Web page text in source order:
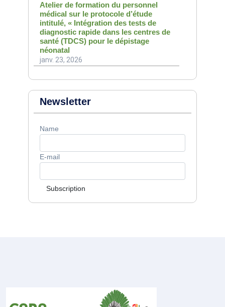
Atelier de formation du personnel
médical sur le protocole d’étude
intitulé, « Intégration des tests de
diagnostic rapide dans les centres de
santé (TDCS) pour le dépistage
néonatal
janv. 23, 2026
Newsletter
Name
E-mail
Subscription